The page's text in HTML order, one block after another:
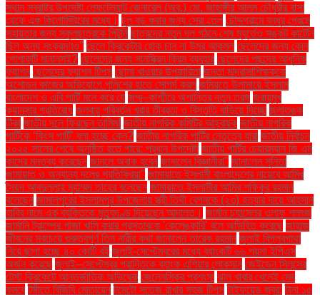
স্থান স্বরাষ্ট্র উপদেষ্টা লেফটেন্যান্ট জেনারেল (অব.) মো. জাহাঙ্গীর আলম চৌধুরীর বাসা
থেকে এক কিলোমিটারের মধ্যে। চুল বড় করার জন্য সেরা তেল চৌদ্দগ্রামে বন্ধুর প্রেমে
সহায়তার জন্য স্কুলছাত্রকে পিটুনি ছাত্রদের নতুন দল গঠনে শেষ মুহূর্তেও সঙ্কট কাটেনি
ছিল অন্য সংক্রমণও" ছেলে ক্রিকেটার হোক চান না উমর আকমল ছেলেদের জন্য কোন
পোশাকটি মানানসই? ছেলেদের জন্য সানস্ক্রিন ক্রিম ব্যবহার ছেলেদের পছন্দের আধুনিক
ফ্যাশন ছেলেদের ফ্যাশন টিপস ছোলা খাওয়ার উপকারিতা জনতা মাদ্রাসাশিক্ষককে
অশোভন কাজের অভিযোগে পুলিশের হাতে সোপর্দ করল জমিয়তে উলামায়ে ইসলাম
বাংলাদেশ ও এবি পার্টি মনে করে যে জম্মু–কাশ্মীরে অশান্তির নতুন তরঙ্গ জরায়ুমুখ
ক্যানসার প্রতিরোধ জলবায়ু পরিবর্তন খরার তীব্রতা ও বিস্তৃতি বাড়িয়ে দিচ্ছে জলাতঙ্ক
টিকা জাতীয় দলে ফিরছেন তামিম! জাতীয় নাগরিক কমিটির আহ্বায়ক জাতীয় নাগরিক
পার্টিকে ‘কিংস পার্টি’ বলা হচ্ছে কেন? জাতীয় নাগরিক পার্টির নেতৃত্বে যারা জাতীয় নির্বাচন
২০২৫ সালের শেষে অনুষ্ঠিত হতে পারে: প্রধান উপদেষ্টা জাতীয় পার্টির চেয়ারম্যান জি এম
কাদের মন্তব্য করেছেন জানলে অবাক হবেন জানালেন বিজ্ঞানীরা" জানালেন সুনিতা
জামায়াত ও অন্যান্য দলের প্রতিক্রিয়া'' জামায়াতে ইসলামী বাংলাদেশের নায়েবে আমির
সৈয়দ আবদুল্লাহ মুহাম্মদ তাহের বলেছেন জামায়াতে ইসলামীর আমির শফিকুর রহমান
বলেছেন জামালপুরের ইসলামপুর উপজেলায় স্ত্রী তিথী বেগমকে (২৩) হত্যার দায়ে আহসান
হাবিব নামে এক ব্যক্তিকে মৃত্যুদণ্ড দিয়েছেন আদালত। জার্মান চ্যান্সেলর ওলাফ শলৎজ
জার্মানি ট্রাম্পের গাজা খালি করার প্রস্তাবকে 'কেলেঙ্কারি' বলে অভিহিত করেছে জাহাজ
জীবনের সবচেয়ে গুরুত্বপূর্ণ তিন নারীর কথা জানালেন তারেক রহমান জুলাই বিপ্লবগাথা
নিয়ে ছাপা হচ্ছে ৪০ কোটি বই জুলাই-সেপ্টেম্বরের মধ্যে ব্যাংকটি ৬৬ পয়সা ইপিএস
অর্জন করেছে জুলাই–সেপ্টেম্বর প্রান্তিকে ব্যাংক এশিয়ার লোকসান জেইডেন সিলসের
টেস্ট ক্রিকেটে আন্তর্জাতিক অভিষেক জেলেনস্কির প্রশংসা ঝাল খাবার খেলেই মেদ
কমবে টঙ্গীতে বিজিবি মোতায়েন টমেটো সতেজ রাখার সহজ টিপস টাইফয়েড জ্বর: টানা ১৫